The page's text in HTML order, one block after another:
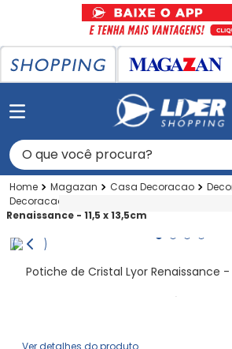
O que você procura?
Magazan Casa Decoracao
Decoracao Fina
Potiche
Renaissance - 11,5 x 13,5cm
Potiche de Cristal Lyor Renaissance -
Ver detalhes do produto